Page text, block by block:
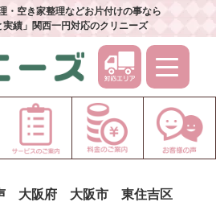
・空き家整理などお片付けの事なら
績」関西一円対応のクリニーズ
大阪府 大阪市 東住吉区